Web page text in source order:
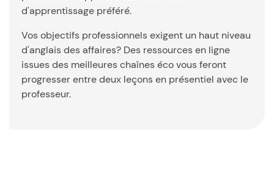
d'apprentissage préféré.
Vos objectifs professionnels exigent un haut niveau
d'anglais des affaires? Des ressources en ligne
issues des meilleures chaînes éco vous feront
progresser entre deux leçons en présentiel avec le
professeur.